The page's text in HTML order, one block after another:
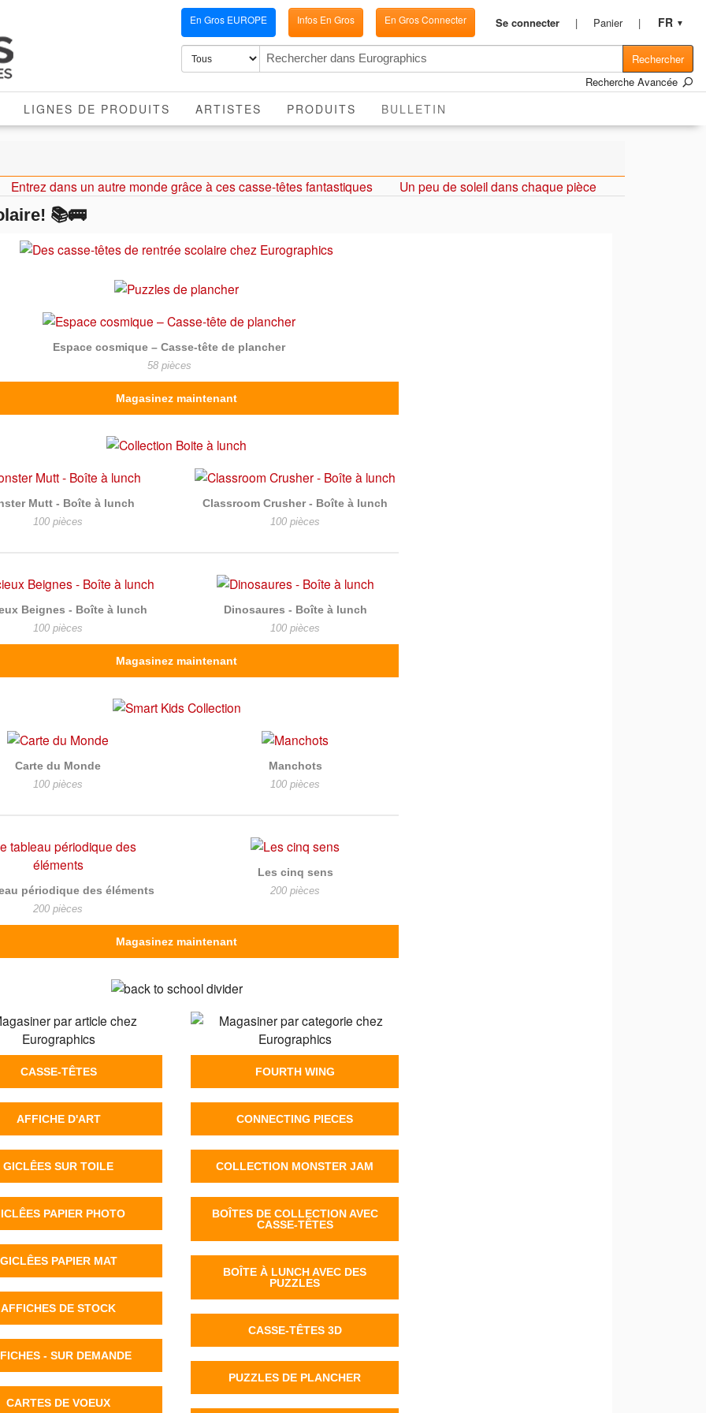
En Gros EUROPE Infos En Gros En Gros Connecter Se connecter Panier FR ▼
Rechercher
Recherche Avancée
LIGNES DE PRODUITS ARTISTES PRODUITS BULLETIN
Entrez dans un autre monde grâce à ces casse-têtes fantastiques Un peu de soleil dans chaque pièce
📚🚌
Espace cosmique – Casse-tête de plancher
58 pièces
Magasinez maintenant
Mutt - Boîte à lunch
100 pièces
Classroom Crusher - Boîte à lunch
100 pièces
Beignes - Boîte à lunch
100 pièces
Dinosaures - Boîte à lunch
100 pièces
Magasinez maintenant
Carte du Monde
100 pièces
Manchots
100 pièces
périodique des éléments
200 pièces
Les cinq sens
200 pièces
Magasinez maintenant
CASSE-TÊTES
AFFICHE D'ART
GICLÊES SUR TOILE
PAPIER PHOTO
GICLÊES PAPIER MAT
AFFICHES DE STOCK
- SUR DEMANDE
CARTES DE VOEUX
FOURTH WING
CONNECTING PIECES
COLLECTION MONSTER JAM
BOÎTES DE COLLECTION AVEC
CASSE-TÊTES
BOÎTE À LUNCH AVEC DES
PUZZLES
CASSE-TÊTES 3D
PUZZLES DE PLANCHER